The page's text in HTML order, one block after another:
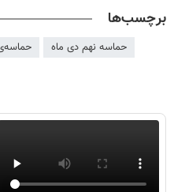
برچسب‌ها
حماسه نهم دی ماه